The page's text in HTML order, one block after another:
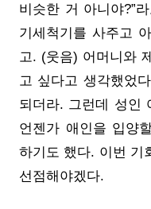
비슷한 거 아니야?”
기세척기를 사주고
고. (웃음) 어머니와
고 싶다고 생각했었
되더라. 그런데 성인
언젠가 애인을 입양
하기도 했다. 이번 기
선점해야겠다.